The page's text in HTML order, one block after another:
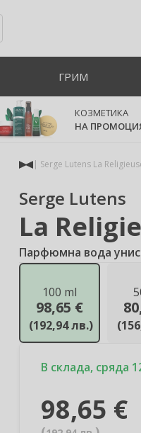
ГРИМ
КОЗМЕТИКА
НА
Serge Lutens La
Serge Lutens
La
Парфюмна вода
100 ml
98,65 €
(192,94 лв.) (
В склада, сряда
98,65 €